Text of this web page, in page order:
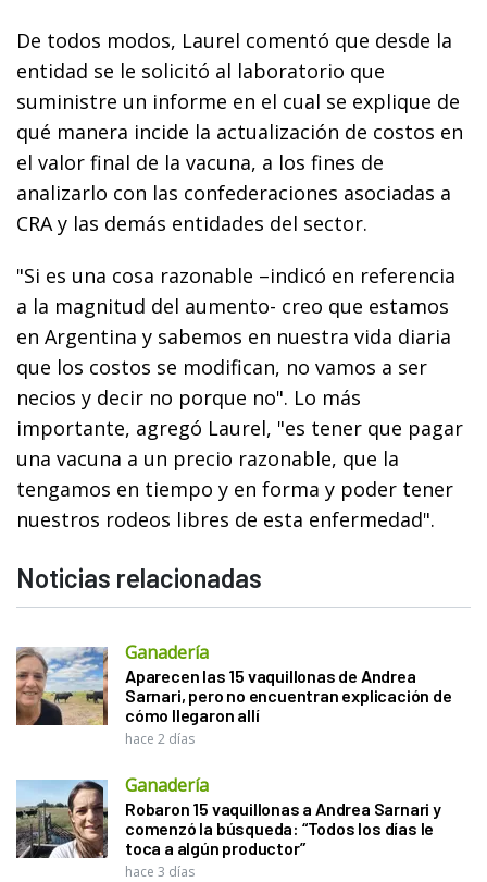
De todos modos, Laurel comentó que desde la
entidad se le solicitó al laboratorio que
suministre un informe en el cual se explique de
qué manera incide la actualización de costos en
el valor final de la vacuna, a los fines de
analizarlo con las confederaciones asociadas a
CRA y las demás entidades del sector.
"Si es una cosa razonable –indicó en referencia
a la magnitud del aumento- creo que estamos
en Argentina y sabemos en nuestra vida diaria
que los costos se modifican, no vamos a ser
necios y decir no porque no". Lo más
importante, agregó Laurel, "es tener que pagar
una vacuna a un precio razonable, que la
tengamos en tiempo y en forma y poder tener
nuestros rodeos libres de esta enfermedad".
Noticias relacionadas
Ganadería
Aparecen las 15 vaquillonas de Andrea
Sarnari, pero no encuentran explicación de
cómo llegaron allí
hace 2 días
Ganadería
Robaron 15 vaquillonas a Andrea Sarnari y
comenzó la búsqueda: “Todos los días le
toca a algún productor”
hace 3 días